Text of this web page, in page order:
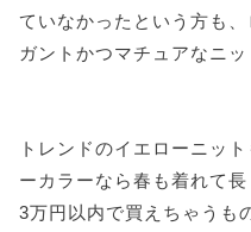
ていなかったという方も
ガントかつマチュアなニッ
トレンドのイエローニッ
ーカラーなら春も着れて
3万円以内で買えちゃうも